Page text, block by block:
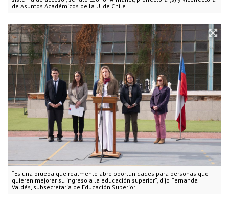
de Asuntos Académicos de la U. de Chile.
“Es una prueba que realmente abre oportunidades para personas que
quieren mejorar su ingreso a la educación superior”, dijo Fernanda
Valdés, subsecretaria de Educación Superior.